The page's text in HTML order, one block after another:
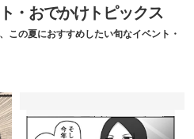
・おでかけトピックス
この夏におすすめしたい旬なイベント・